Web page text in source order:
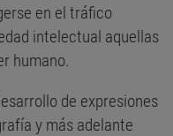
en el tráfico
intelectual aquellas
humano.
de expresiones
y más adelante